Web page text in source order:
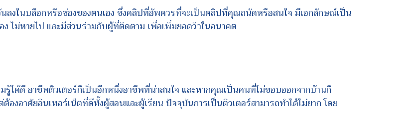
งในบล็อกหรือช่องของตนเอง ซึ่งคลิปที่อัพควรที่จะเป็นคลิปที่คุณถนัดหรือสนใจ มีเอกลักษณ์เป็น
ไม่หายไป และมีส่วนร่วมกับผู้ที่ติดตาม เพื่อเพิ่มยอดวิวในอนาคต
ได้ดี อาชีพติวเตอร์ก็เป็นอีกหนึ่งอาชีพที่น่าสนใจ และหากคุณเป็นคนที่ไม่ชอบออกจากบ้านก็
งอาศัยอินเทอร์เน็ตที่ดีทั้งผู้สอนและผู้เรียน ปัจจุบันการเป็นติวเตอร์สามารถทำได้ไม่ยาก โดย